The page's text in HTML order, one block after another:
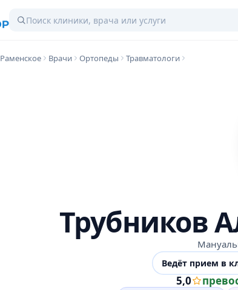
Раменское Врачи Ортопеды Травматологи
Трубников
Ведёт прием в
5,0